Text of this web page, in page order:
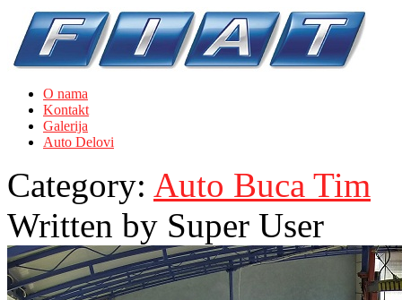
O nama
Kontakt
Galerija
Auto Delovi
Category: Auto Buca Tim
Written by Super User